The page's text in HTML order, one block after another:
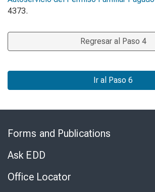
4373.
Regresar al Paso 4
Ir al Paso 6
Forms and Publications
Ask EDD
Office Locator